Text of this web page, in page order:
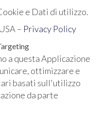
e Dati di utilizzo.
– Privacy Policy
a questa Applicazione
ottimizzare e
basati sull'utilizzo
da parte